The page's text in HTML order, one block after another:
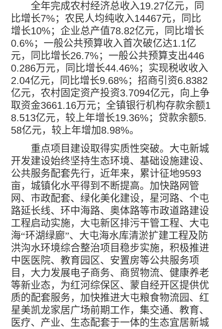
全年完成农村经济总收入19.27亿元，同
比增长7%；农民人均纯收入14467元，同比
增长10%；企业总产值78.82亿元，同比增长
0.6%；一般公共预算收入首次破亿达1.1亿
元，同比增长26.7%；一般公共预算支出446
0.286万元，同比增长44.46%；实现税收收入
2.04亿元，同比增长9.68%；招商引资6.8382
亿元，农村固定资产投资3.7094亿元，向上争
取资金3661.16万元；全镇银行机构存款余额1
8.513亿元，较上年增长19.36%；贷款余额5.
58亿元，较上年增加8.98%。
重点项目建设取得实质性突破。大屯新城
开发建设始终坚持生态环境、基础设施建设、
公共服务配套先行，近年来，累计征地9593
亩，城镇化水平得到不断提高。加快路网管
网、市政配套、绿化美化建设，星河路、个屯
路延长线、环中海路、奥体路等市政道路建设
工程启动实施，大屯新区排污干管工程、大屯
海“环湖绿廊”、大屯海水库清淤扩建工程及防
洪沟水环境综合整治项目稳步实施，积极推进
中医医院、教育园区、安置房等公共服务项
目，大力发展电子商务、商贸物流、健康养老
等新业态，为红河综保区、蒙自经开区提供优
质的配套服务，加快推进大屯粮食物流园、红
星美凯龙家居广场前期工作，集交通、教育、
医疗、产业、生态配套于一体的生态宜居新城